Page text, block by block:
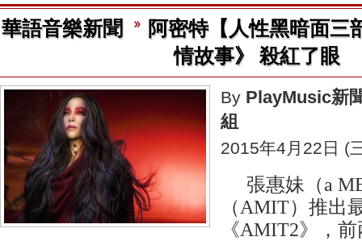
華語音樂新聞
阿密特【人性黑暗面三
情故事》 殺紅了眼
By PlayMusic新
組
2015年4月22日 (
張惠妹（a
（AMIT）推出
《AMIT2》，